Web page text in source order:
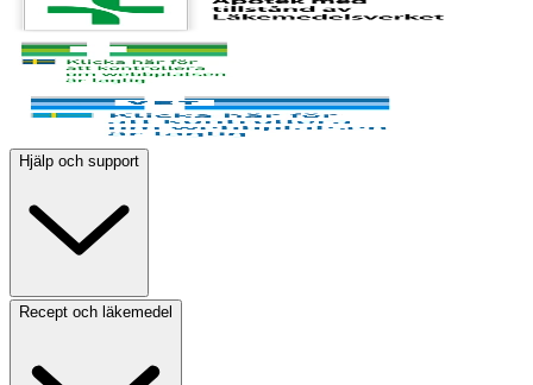
Hjälp och support
Recept och läkemedel